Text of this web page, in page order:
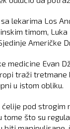
lekarima Los
timom, Luka
Američke
medicine Evan
traži tretmane
u istom obliku.
pod strogim
tome što su